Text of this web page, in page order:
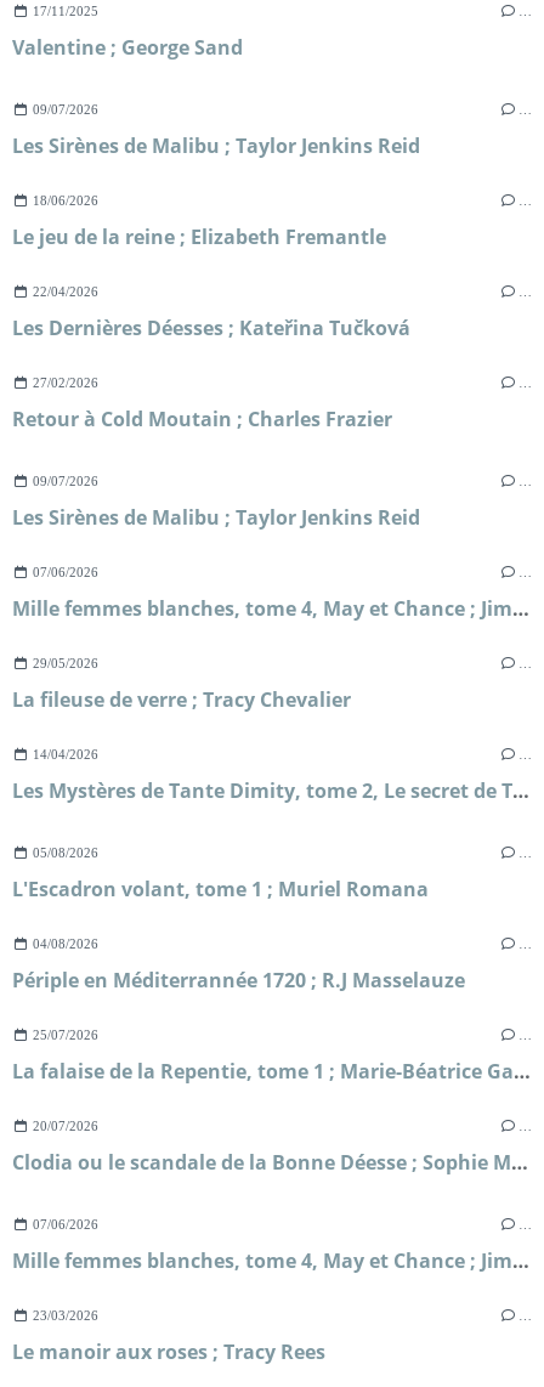
17/11/2025 …
Valentine ; George Sand
09/07/2026 …
Les Sirènes de Malibu ; Taylor Jenkins Reid
18/06/2026 …
Le jeu de la reine ; Elizabeth Fremantle
22/04/2026 …
Les Dernières Déesses ; Kateřina Tučková
27/02/2026 …
Retour à Cold Moutain ; Charles Frazier
09/07/2026 …
Les Sirènes de Malibu ; Taylor Jenkins Reid
07/06/2026 …
Mille femmes blanches, tome 4, May et Chance ; Jim Fergus
29/05/2026 …
La fileuse de verre ; Tracy Chevalier
14/04/2026 …
Les Mystères de Tante Dimity, tome 2, Le secret de Tante Dimity ; Nancy Atherton
05/08/2026 …
L'Escadron volant, tome 1 ; Muriel Romana
04/08/2026 …
Périple en Méditerrannée 1720 ; R.J Masselauze
25/07/2026 …
La falaise de la Repentie, tome 1 ; Marie-Béatrice Gauvin
20/07/2026 …
Clodia ou le scandale de la Bonne Déesse ; Sophie Malick-Prunier
07/06/2026 …
Mille femmes blanches, tome 4, May et Chance ; Jim Fergus
23/03/2026 …
Le manoir aux roses ; Tracy Rees